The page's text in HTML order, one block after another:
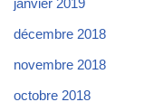
décembre 2018
novembre 2018
octobre 2018